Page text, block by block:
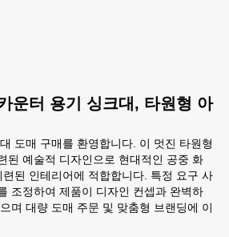
운터 용기 싱크대, 타원형 아
도매 구매를 환영합니다. 이 멋진 타원형
된 예술적 디자인으로 현대적인 공중 화
된 인테리어에 적합합니다. 특정 요구 사
조정하여 제품이 디자인 컨셉과 완벽하
며 대량 도매 주문 및 맞춤형 브랜딩에 이